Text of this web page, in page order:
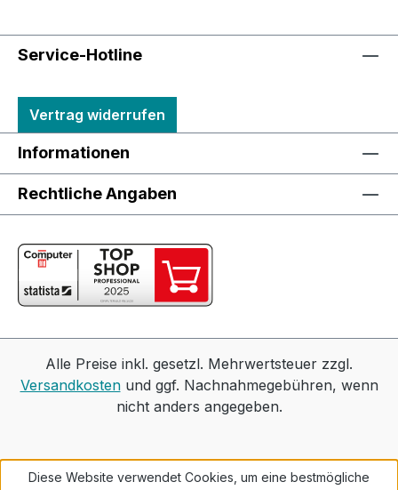
Service-Hotline
Vertrag widerrufen
Informationen
Rechtliche Angaben
Alle Preise inkl. gesetzl. Mehrwertsteuer zzgl.
Versandkostenund ggf. Nachnahmegebühren, wenn
nicht anders angegeben.
Diese Website verwendet Cookies, um eine bestmögliche